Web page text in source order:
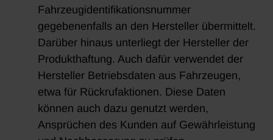
Fahrzeugidentifikationsnummer
gegebenenfalls an den Hersteller übermittelt.
Darüber hinaus unterliegt der Hersteller der
Produkthaftung. Auch dafür verwendet der
Hersteller Betriebsdaten aus Fahrzeugen,
etwa für Rückrufaktionen. Diese Daten
können auch dazu genutzt werden,
Ansprüchen des Kunden auf Gewährleistung